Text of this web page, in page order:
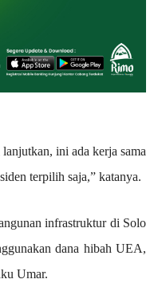
ini ada kerja sama
terpilih saja,” katanya.
infrastruktur di Solo
dana hibah UEA,
Umar.